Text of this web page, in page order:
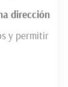
dirección
y permitir